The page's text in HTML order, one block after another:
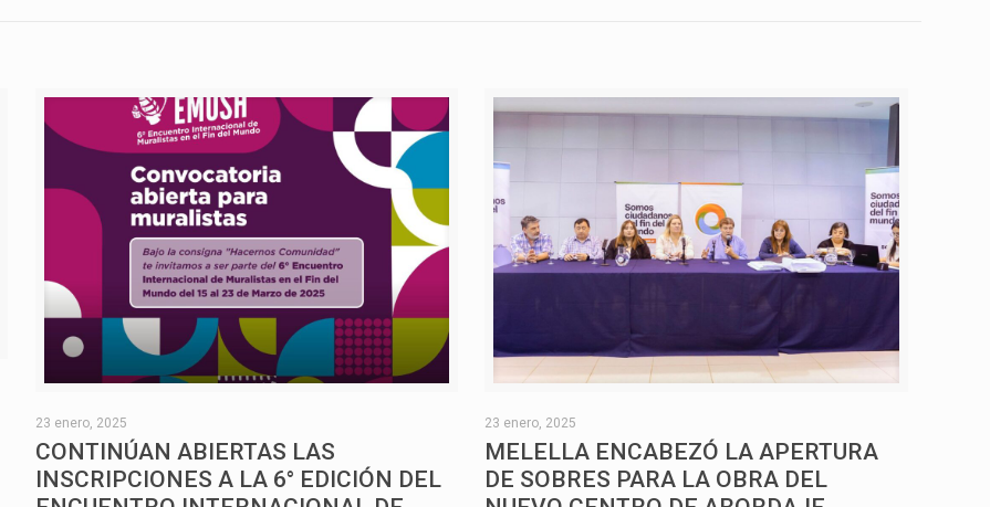
23 enero, 2025
CONTINÚAN ABIERTAS LAS
INSCRIPCIONES A LA 6° EDICIÓN DEL
23 enero, 2025
MELELLA ENCABEZÓ LA APERTURA
DE SOBRES PARA LA OBRA DEL